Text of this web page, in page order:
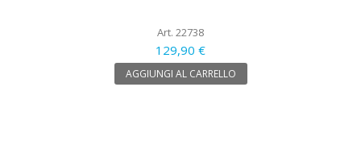
Art. 22738
129,90 €
AGGIUNGI AL CARRELLO